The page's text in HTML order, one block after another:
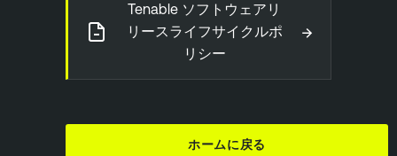
Tenable ソフトウェアリ
リースライフサイクルポ
リシー
→
ホームに戻る